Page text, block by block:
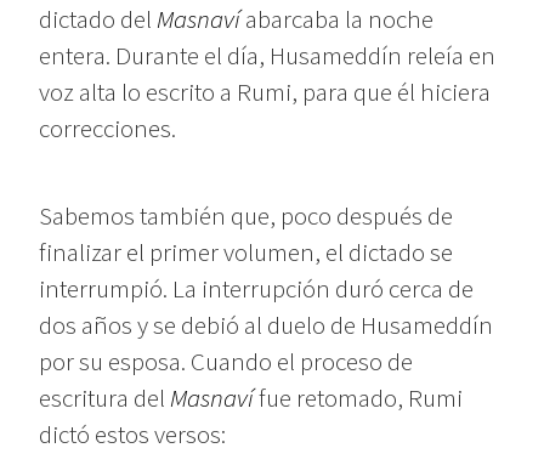
dictado del Masnavíabarcaba la noche
entera. Durante el día, Husameddín releía en
voz alta lo escrito a Rumi, para que él hiciera
correcciones.
Sabemos también que, poco después de
finalizar el primer volumen, el dictado se
interrumpió. La interrupción duró cerca de
dos años y se debió al duelo de Husameddín
por su esposa. Cuando el proceso de
escritura del Masnavífue retomado, Rumi
dictó estos versos: